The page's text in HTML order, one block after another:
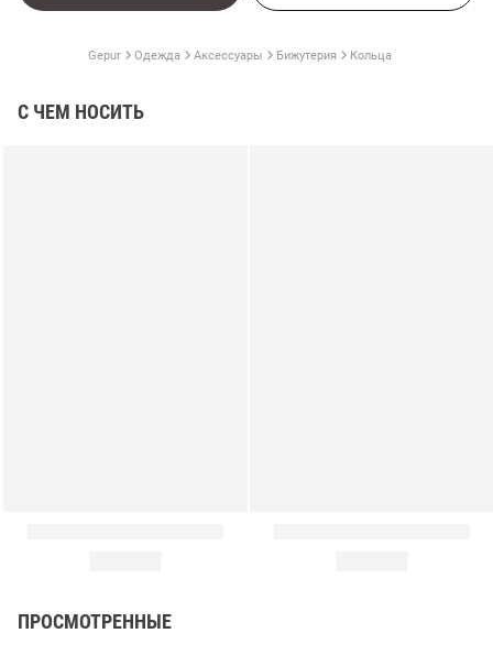
Gepur Одежда Аксессуары Бижутерия Кольца
С ЧЕМ НОСИТЬ
ПРОСМОТРЕННЫЕ